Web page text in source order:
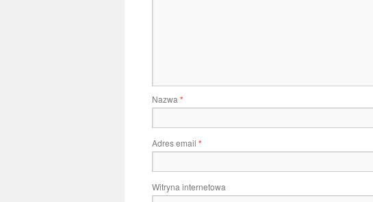
Nazwa *
Adres email *
Witryna internetowa